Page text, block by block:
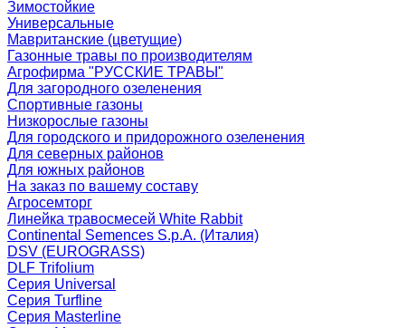
Зимостойкие
Универсальные
Мавританские (цветущие)
Газонные травы по производителям
Агрофирма "РУССКИЕ ТРАВЫ"
Для загородного озеленения
Спортивные газоны
Низкорослые газоны
Для городского и придорожного озеленения
Для северных районов
Для южных районов
На заказ по вашему составу
Агросемторг
Линейка травосмесей White Rabbit
Continental Semences S.p.A. (Италия)
DSV (EUROGRASS)
DLF Trifolium
Серия Universal
Серия Turfline
Серия Masterline